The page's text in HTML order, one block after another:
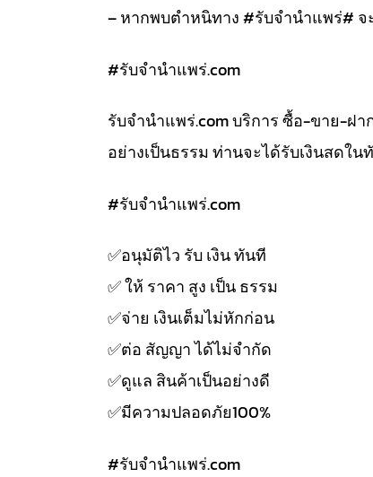
– หากพบตำหนิทาง #รับจำนำแพร่# จ
#รับจํานําแพร่.com
รับจํานําแพร่.com บริการ ซื้อ-ขาย-ฝ
อย่างเป็นธรรม ท่านจะได้รับเงินสดใ
#รับจํานําแพร่.com
✅️อนุมัติไว รับ เงิน ทันที
✅️ ให้ ราคา สูง เป็น ธรรม
✅️จ่าย เงินเต็มไม่หักก่อน
✅️ต่อ สัญญา ได้ไม่จำกัด
✅️ดูแล สินค้าเป็นอย่างดี
✅️มีความปลอดภัย100%
#รับจํานําแพร่.com